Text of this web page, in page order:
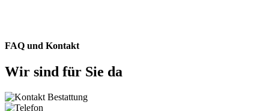
FAQ und Kontakt
Wir sind für Sie da